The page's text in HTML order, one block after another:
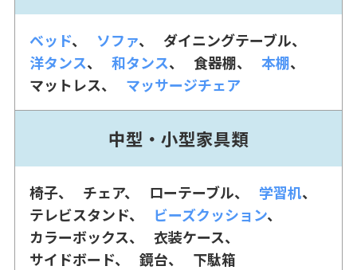
ベッド ソファ
ダイニングテーブル
洋タンス
和タンス 食器棚
本棚
マットレス
マッサージチェア
中型・小型家具類
椅子 チェア ローテーブル
学習机
テレビスタンド
ビーズクッション
カラーボックス
衣装ケース
サイドボード
鏡台 下駄箱